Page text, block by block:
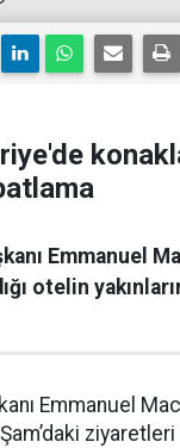
Emmanuel
otelin
Emmanuel